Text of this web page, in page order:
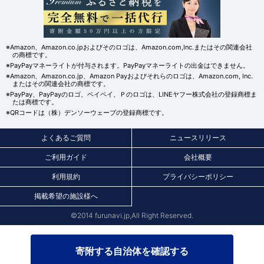
寄附する自治体を確認する
※Amazon、Amazon.co.jpおよびそのロゴは、Amazon.com,Inc.またはその関連会社
の商標です。
※PayPayマネーライトが付与されます。PayPayマネーライトの出金はできません。
※Amazon、Amazon.co.jp、Amazon Payおよびそれらのロゴは、Amazon.com, Inc.
またはその関連会社の商標です。
※PayPay、PayPayのロゴ、ペイペイ、Ｐのロゴは、LINEヤフー株式会社の登録商標ま
たは商標です。
※QRコードは（株）デンソーウェーブの登録商標です。
よくあるご質問 ニュースリリース
ご利用ガイド 会社概要
利用規約 プライバシーポリシー
掲載希望の施設様へ
©2014 furunavi.jp,All Right Reserved.